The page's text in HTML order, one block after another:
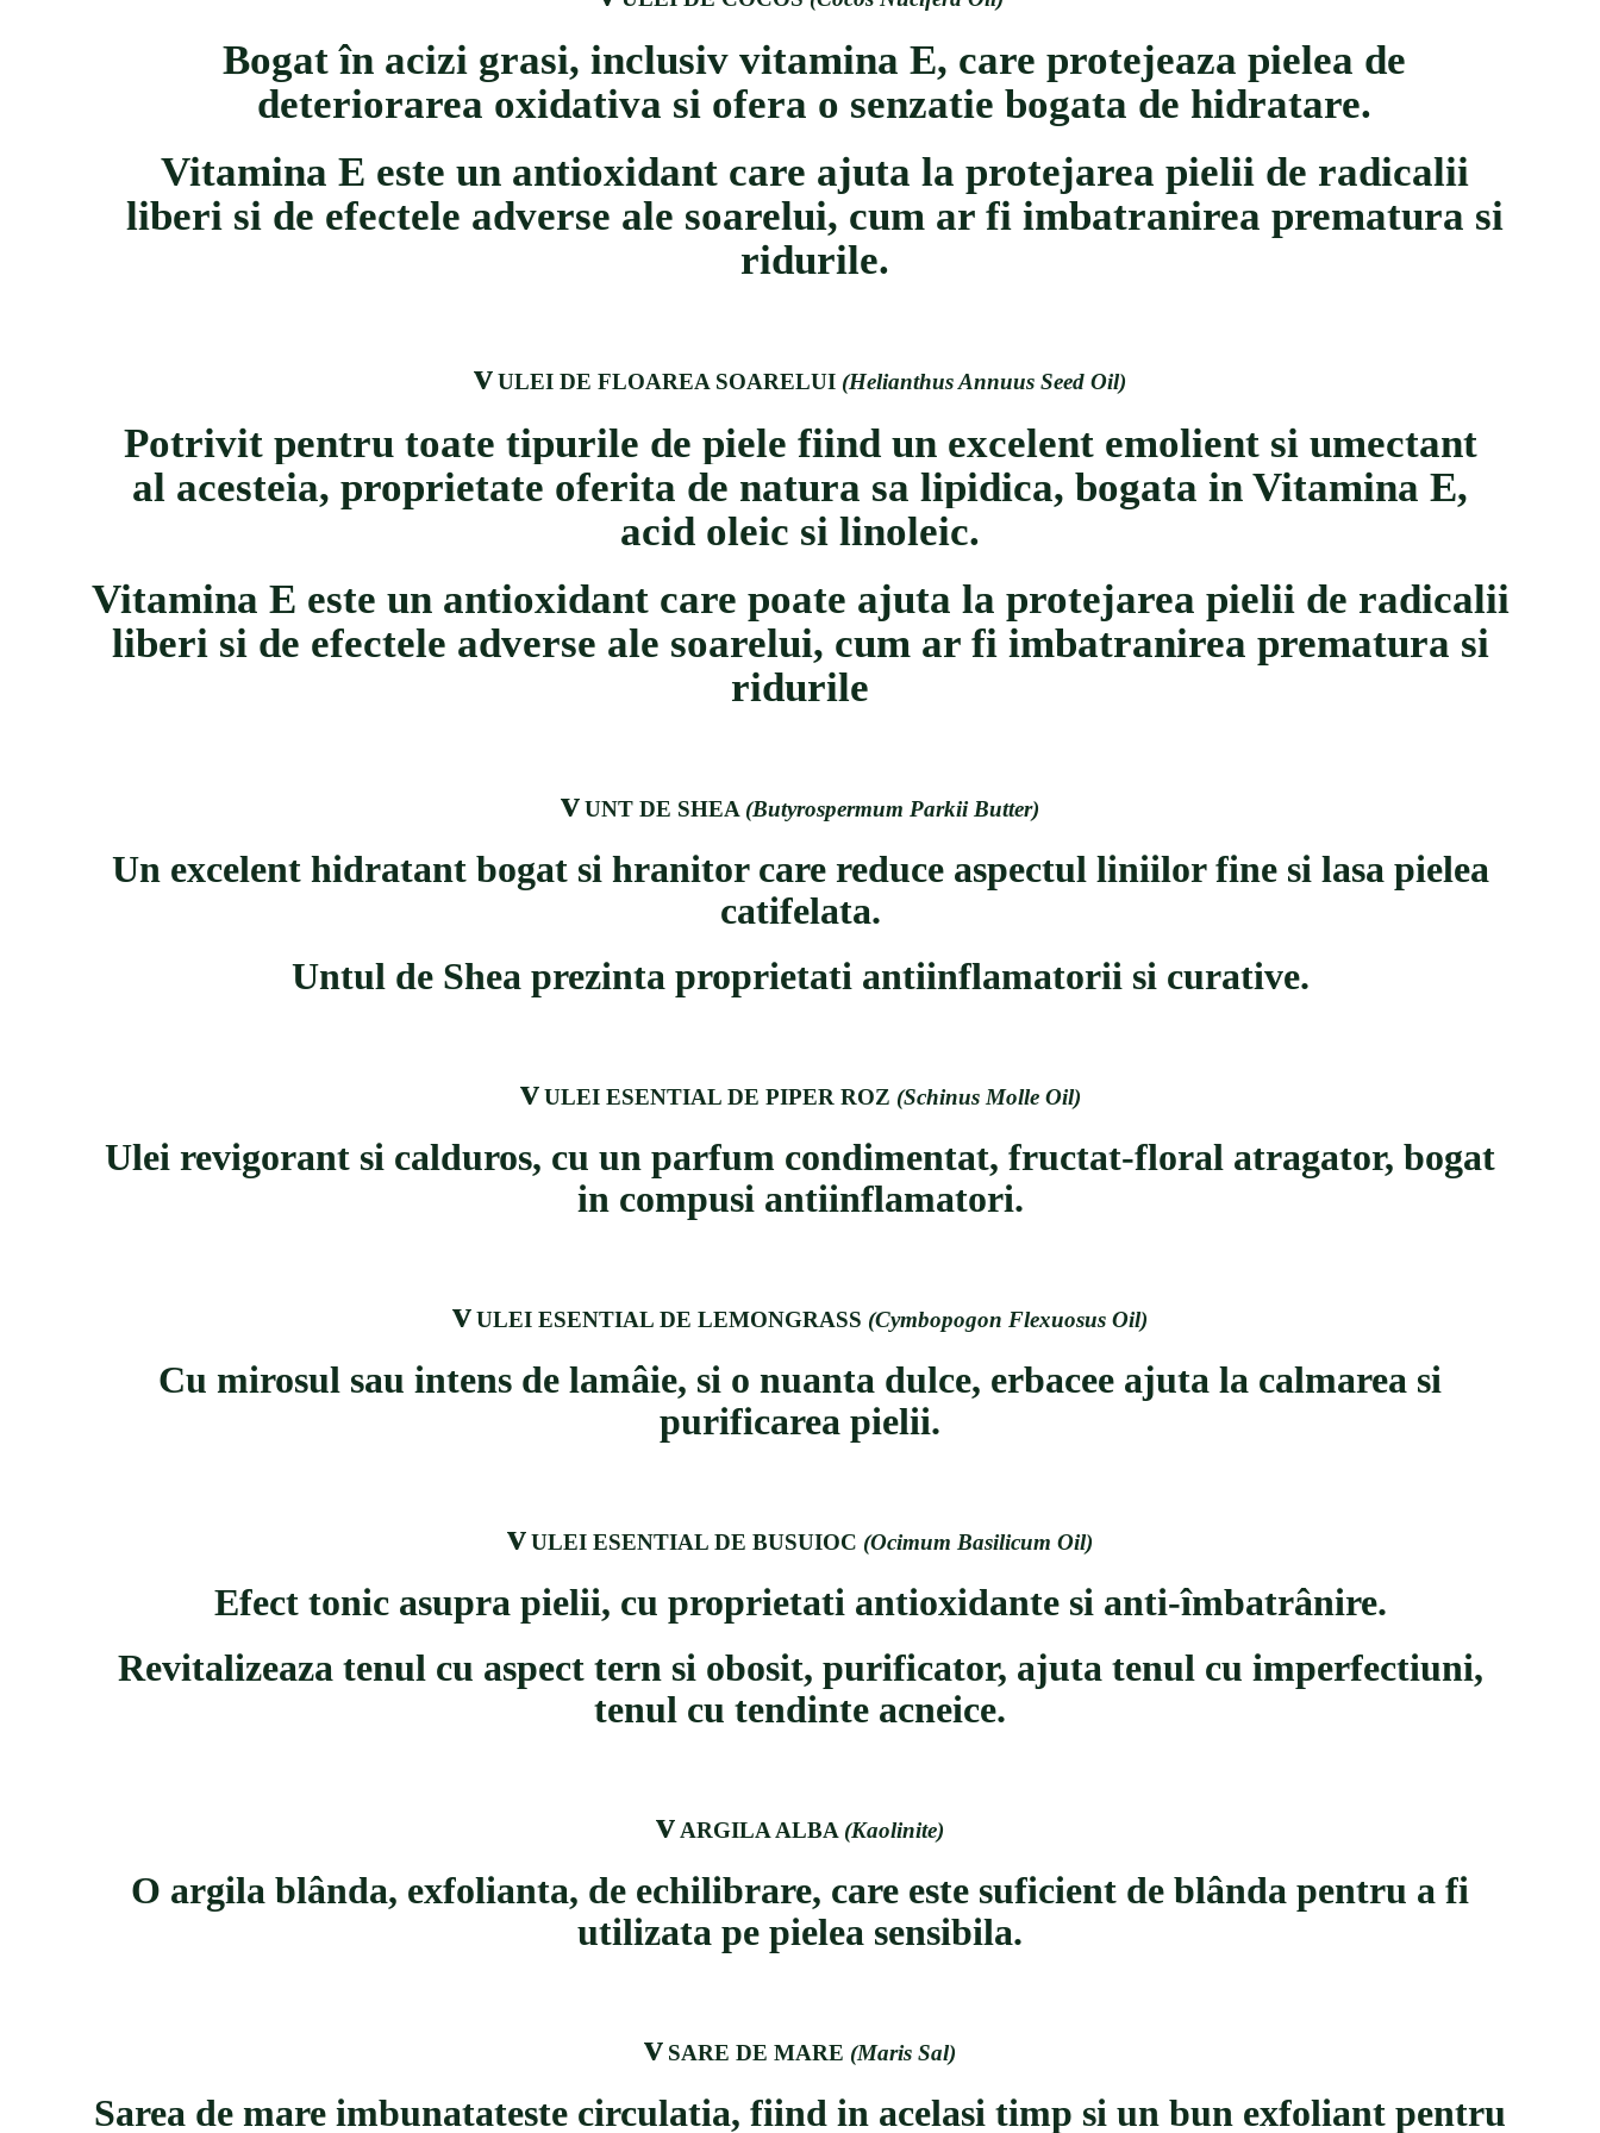
Bogatîn acizi grasi, inclusiv vitamina E, care protejeaza pielea de
deteriorarea oxidativa si ofera o senzatie bogata de hidratare.
Vitamina E este un antioxidant care ajuta la protejarea pielii de radicalii
liberi si de efectele adverse ale soarelui, cum ar fi imbatranirea prematura si
ridurile.
vULEI DE FLOAREA SOARELUI (Helianthus Annuus Seed Oil)
Potrivit pentru toate tipurile de piele fiind un excelent emolient si umectant
al acesteia, proprietate oferita de natura sa lipidica, bogata in Vitamina E,
acid oleic si linoleic.
Vitamina E este un antioxidant care poate ajuta la protejarea pielii de radicalii
liberi si de efectele adverse ale soarelui, cum ar fi imbatranirea prematura si
ridurile
vUNT DE SHEA (Butyrospermum Parkii Butter)
Un excelent hidratant bogat si hranitor care reduce aspectul liniilor fine si lasa pielea
catifelata.
Untul de Shea prezinta proprietati antiinflamatorii si curative.
v ULEI ESENTIAL DE PIPER ROZ (Schinus Molle Oil)
Ulei revigorant si calduros, cu un parfum condimentat, fructat-floral atragator, bogat
in compusi antiinflamatori.
vULEI ESENTIAL DE LEMONGRASS (Cymbopogon Flexuosus Oil)
Cu mirosul sau intens de lamâie, si o nuanta dulce, erbacee ajuta la calmarea si
purificarea pielii.
vULEI ESENTIAL DE BUSUIOC (Ocimum Basilicum Oil)
Efect tonic asupra pielii, cu proprietati antioxidante si anti-îmbatrânire.
Revitalizeaza tenul cu aspect tern si obosit, purificator, ajuta tenul cu imperfectiuni,
tenul cu tendinte acneice.
v ARGILA ALBA (Kaolinite)
O argila blânda, exfolianta, de echilibrare, care este suficient de blânda pentru a fi
utilizata pe pielea sensibila.
v SARE DE MARE (Maris Sal)
Sarea de mare imbunatateste circulatia, fiind in acelasi timp si un bun exfoliant pentru